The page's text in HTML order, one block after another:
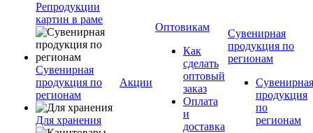
Репродукции
картин в раме
Сувенирная
продукция по
регионам
Для хранения
Акции
Оптовикам
Как
сделать
оптовый
заказ
Оплата
и
доставка
Сувенирная
продукция по
регионам
Сувенирная
продукция
по
регионам